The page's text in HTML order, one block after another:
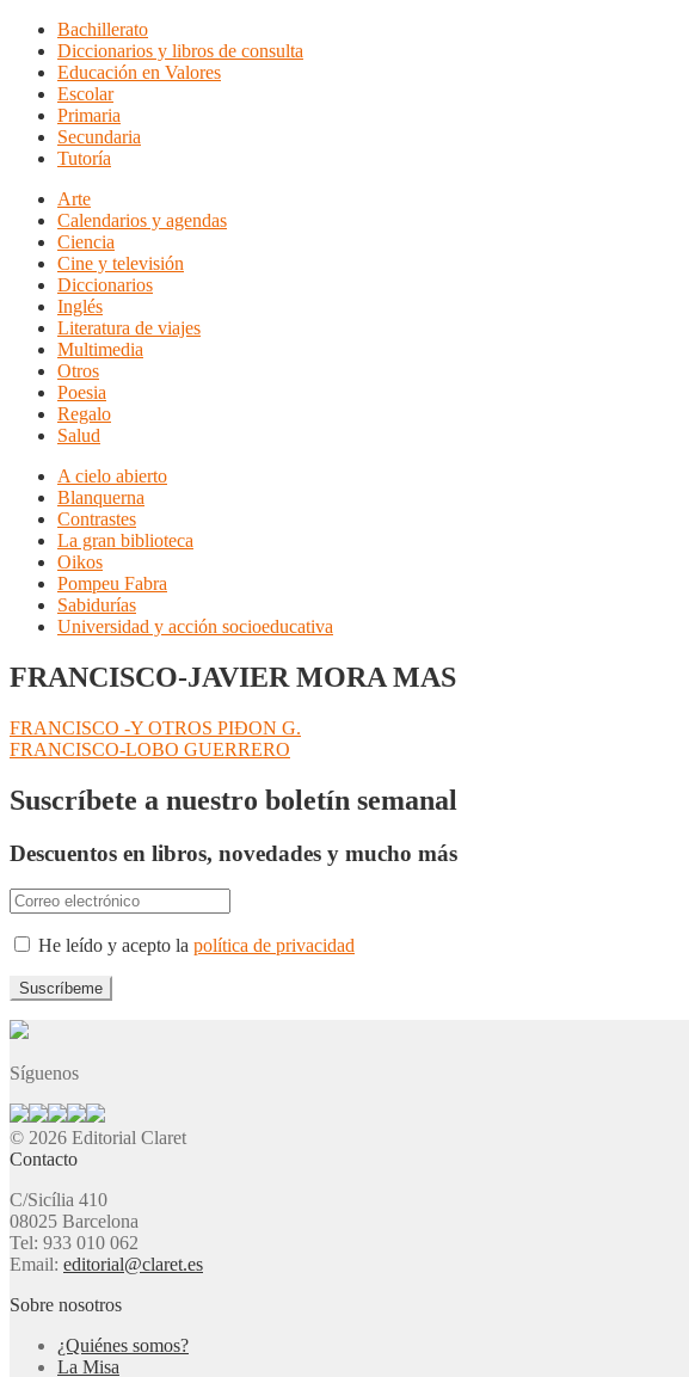
Bachillerato
Diccionarios y libros de consulta
Educación en Valores
Escolar
Primaria
Secundaria
Tutoría
Arte
Calendarios y agendas
Ciencia
Cine y televisión
Diccionarios
Inglés
Literatura de viajes
Multimedia
Otros
Poesia
Regalo
Salud
A cielo abierto
Blanquerna
Contrastes
La gran biblioteca
Oikos
Pompeu Fabra
Sabidurías
Universidad y acción socioeducativa
FRANCISCO-JAVIER MORA MAS
Navegación
de
entradas
Anterior:
FRANCISCO -Y OTROS PIÐON G.
Siguiente:
FRANCISCO-LOBO GUERRERO
Suscríbete a nuestro boletín semanal
Descuentos en libros, novedades y mucho más
He leído y acepto la política de privacidad
Síguenos
© 2026 Editorial Claret
Contacto
C/Sicília 410
08025 Barcelona
Tel: 933 010 062
Email: editorial@claret.es
Sobre nosotros
¿Quiénes somos?
La Misa